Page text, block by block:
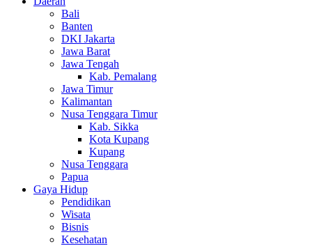
Bali
Banten
DKI Jakarta
Jawa Barat
Jawa Tengah
Kab. Pemalang
Jawa Timur
Kalimantan
Nusa Tenggara Timur
Kab. Sikka
Kota Kupang
Kupang
Nusa Tenggara
Papua
Gaya Hidup
Pendidikan
Wisata
Bisnis
Kesehatan